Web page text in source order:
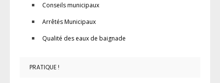
Conseils municipaux
Arrêtés Municipaux
Qualité des eaux de baignade
PRATIQUE !